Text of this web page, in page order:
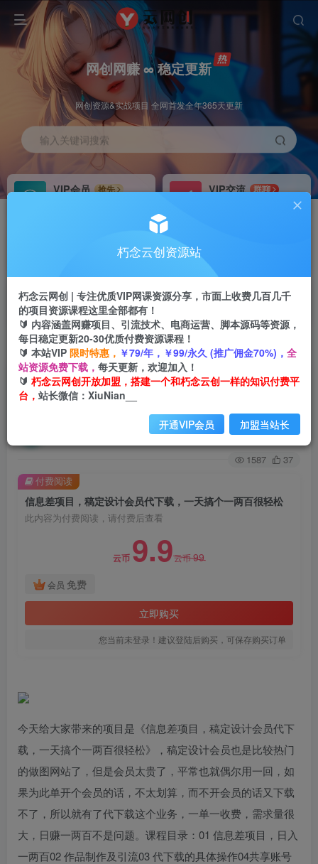
网创网赚 ∞ 稳定更新
网创资源&实战项目 全网首发全年365天更新
输入关键词搜索
VIP会员
抢先
VIP交流
群聊
研究探讨更多创业项目路子。
会员专属推广链接
四导航 导航
APP下载
GO
首页 创业课程 VIP免费 正文
信息差项目，稿定设计会员代下载，一天搞个一两
百很轻松
关注 私信
1587 37
信息差项目，稿定设计会员代下载，一天搞个一两百很轻松
此内容为付费阅读，请付费后查看
云币 9.9云币99
会员 免费
立即购买
您当前未登录！建议登陆后购买，可保存购买订单
付费阅读
今天给大家带来的项目是《信息差项目，稿定设计会员代下
载，一天搞个一两百很轻松》，稿定设计会员也是比较热门
的做图网站了，但是会员太贵了，平常也就偶尔用一回，如
果为此单开个会员的话，不太划算，而不开会员的话又下载
不了，所以就有了代下载这个业务，一单一收费，需求量很
大，日赚一两百不是问题。课程目录：01 信息差项目，日入
一两百02 作品制作及引流03 代下载的具体操作04共享账号
朽念云创资源站
朽念云网创 | 专注优质VIP网课资源分享，市面上收费几百几千
的项目资源课程这里全部都有！
🔰 内容涵盖网赚项目、引流技术、电商运营、脚本源码等资源，
每日稳定更新20-30优质付费资源课程！
🔰 本站VIP 限时特惠， ￥79/年，￥99/永久 (推广佣金70%)， 全
站资源免费下载， 每天更新，欢迎加入！
🔰 朽念云网创开放加盟，搭建一个和朽念云创一样的知识付费平
台， 站长微信：XiuNian__
开通VIP会员 加盟当站长